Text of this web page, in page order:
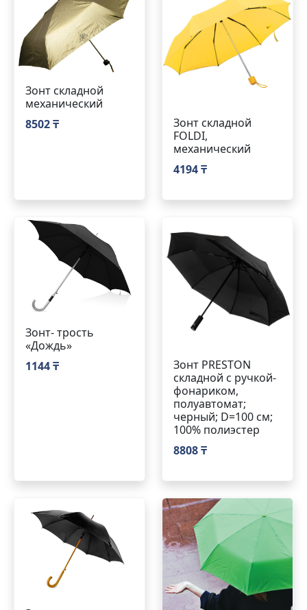
Зонт складной
механический
8502 ₸
Зонт складной
FOLDI,
механический
4194 ₸
Зонт- трость
«Дождь»
1144 ₸
Зонт PRESTON
складной с ручкой-
фонариком,
полуавтомат;
черный; D=100 см;
100% полиэстер
8808 ₸